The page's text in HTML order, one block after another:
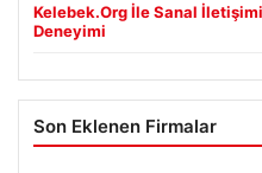
Kelebek.Org İle Sanal
Deneyimi
Son Eklenen Firmalar